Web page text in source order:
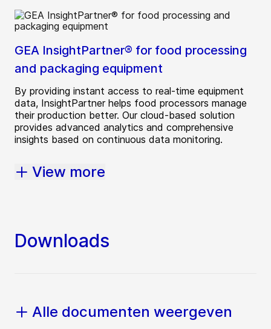
GEA InsightPartner® for food processing
and packaging equipment
By providing instant access to real-time equipment
data, InsightPartner helps food processors manage
their production better. Our cloud-based solution
provides advanced analytics and comprehensive
insights based on continuous data monitoring.
View more
Downloads
Alle documenten weergeven